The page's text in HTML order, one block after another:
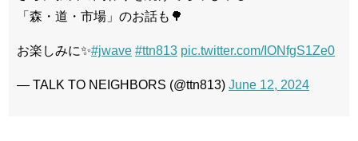
「森・道・市場」のお話も🌳
お楽しみに✨#jwave #ttn813 pic.twitter.com/IONfgS1Ze0
— TALK TO NEIGHBORS (@ttn813) June 12, 2024